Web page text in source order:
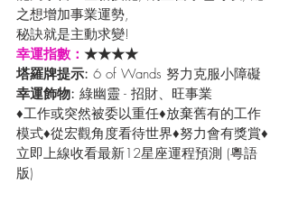
之想增加事業運勢,
秘訣就是主動求變!
幸運指數： ★★★★
塔羅牌提示: 6 of Wands 努力克服小障礙
幸運飾物: 綠幽靈 - 招財、旺事業
♦工作或突然被委以重任♦放棄舊有的工作
模式♦從宏觀角度看待世界♦努力會有獎賞♦
立即上線收看最新12星座運程預測 (粵語
版)